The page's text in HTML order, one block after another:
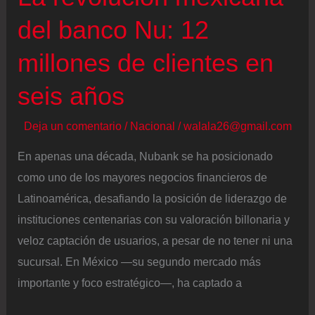
del banco Nu: 12
millones de clientes en
seis años
Deja un comentario / Nacional /walala26@gmail.com
En apenas una década, Nubank se ha posicionado
como uno de los mayores negocios financieros de
Latinoamérica, desafiando la posición de liderazgo de
instituciones centenarias con su valoración billonaria y
veloz captación de usuarios, a pesar de no tener ni una
sucursal. En México —su segundo mercado más
importante y foco estratégico—, ha captado a